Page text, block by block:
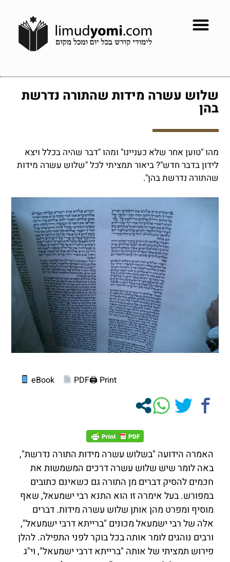
שלוש עשרה מידות שהתורה נדרשת
בהן
מהו "טוען אחר שלא כעניינו" ומהו "דבר שהיה בכלל ויצא
לידון בדבר חדש"? ביאור תמציתי לכל "שלוש עשרה מידות
שהתורה נדרשת בהן".
Print 🖨
PDF
eBook
האמרה הידועה "בשלוש עשרה מידות התורה נדרשת",
באה לומר שיש שלוש עשרה דרכים המשמשות את
חכמים להסיק דברים מן התורה גם כשאינם כתובים
במפורש. בעל אימרה זו הוא התנא רבי ישמעאל, שאף
מוסיף ומפרט מהן אותן שלוש עשרה מידות. דברים
אלה של רבי ישמעאל מכונים "ברייתא דרבי ישמעאל",
ורבים נוהגים לומר אותה בכל בוקר לפני התפילה. להלן
פירוש תמציתי של אותה "ברייתא דרבי ישמעאל", וי"ג